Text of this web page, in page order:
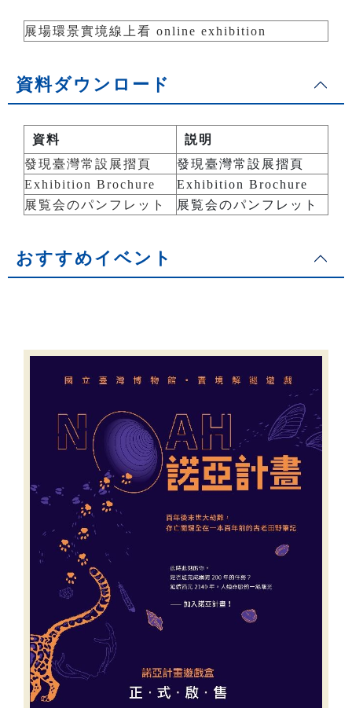
展場環景實境線上看 online exhibition
資料ダウンロード
資料
説明
發現臺灣常設展摺頁
發現臺灣常設展摺頁
Exhibition Brochure
Exhibition Brochure
展覧会のパンフレット
展覧会のパンフレット
おすすめイベント